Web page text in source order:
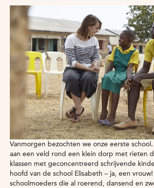
Vanmorgen bezochten we onze eerste school.
aan een veld rond een klein dorp met rieten
klassen met geconcentreerd schrijvende
hoofd van de school Elisabeth – ja, een
schoolmoeders die al roerend, dansend en